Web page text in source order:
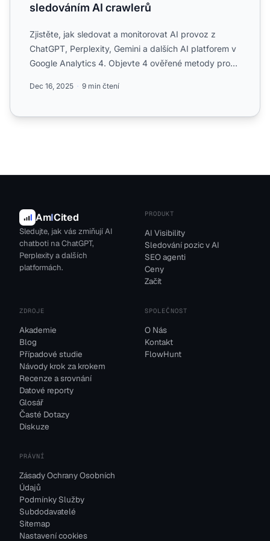
sledováním AI crawlerů
Zjistěte, jak sledovat a monitorovat AI provoz z
ChatGPT, Perplexity, Gemini a dalších AI platforem v
Google Analytics 4. Objevte 4 ověřené metody pro
Dec 16, 2025 9 min čtení
AmICited
Sledujte, jak vás zmiňují AI
chatboti na ChatGPT,
Perplexity a dalších
platformách.
PRODUKT
AI Visibility
Sledování pozic v AI
SEO agenti
Ceny
Začít
ZDROJE
Akademie
Blog
Případové studie
Návody krok za krokem
Recenze a srovnání
Datové reporty
Glosář
Časté Dotazy
Diskuze
SPOLEČNOST
O Nás
Kontakt
FlowHunt
PRÁVNÍ
Zásady Ochrany Osobních
Údajů
Podmínky Služby
Subdodavatelé
Sitemap
Nastavení cookies